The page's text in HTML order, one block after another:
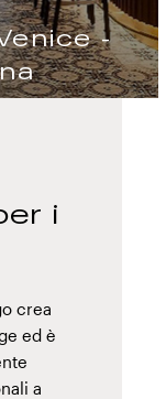
i
crea
ed è
a
-